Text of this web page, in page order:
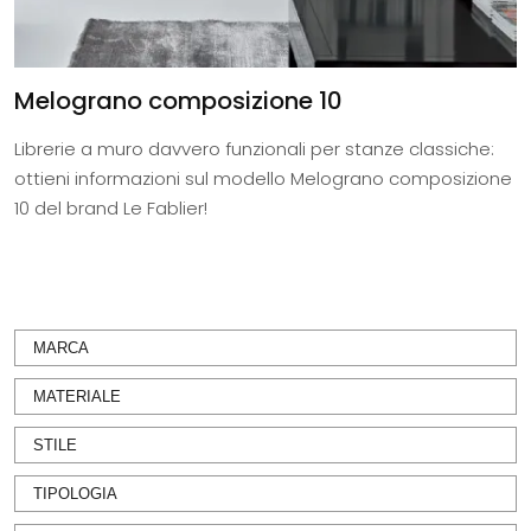
Melograno composizione 10
Librerie a muro davvero funzionali per stanze classiche:
ottieni informazioni sul modello Melograno composizione
10 del brand Le Fablier!
MARCA
MATERIALE
STILE
TIPOLOGIA